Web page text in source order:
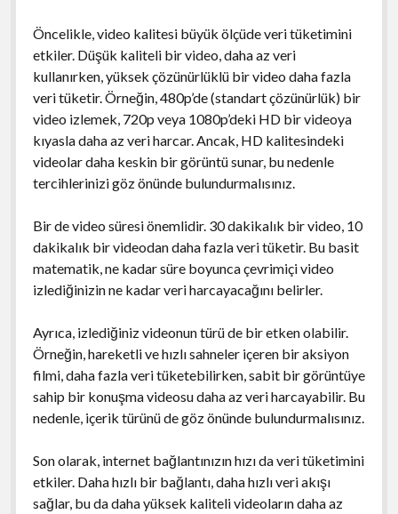
Öncelikle, video kalitesi büyük ölçüde veri tüketimini
etkiler. Düşük kaliteli bir video, daha az veri
kullanırken, yüksek çözünürlüklü bir video daha fazla
veri tüketir. Örneğin, 480p’de (standart çözünürlük) bir
video izlemek, 720p veya 1080p’deki HD bir videoya
kıyasla daha az veri harcar. Ancak, HD kalitesindeki
videolar daha keskin bir görüntü sunar, bu nedenle
tercihlerinizi göz önünde bulundurmalısınız.
Bir de video süresi önemlidir. 30 dakikalık bir video, 10
dakikalık bir videodan daha fazla veri tüketir. Bu basit
matematik, ne kadar süre boyunca çevrimiçi video
izlediğinizin ne kadar veri harcayacağını belirler.
Ayrıca, izlediğiniz videonun türü de bir etken olabilir.
Örneğin, hareketli ve hızlı sahneler içeren bir aksiyon
filmi, daha fazla veri tüketebilirken, sabit bir görüntüye
sahip bir konuşma videosu daha az veri harcayabilir. Bu
nedenle, içerik türünü de göz önünde bulundurmalısınız.
Son olarak, internet bağlantınızın hızı da veri tüketimini
etkiler. Daha hızlı bir bağlantı, daha hızlı veri akışı
sağlar, bu da daha yüksek kaliteli videoların daha az